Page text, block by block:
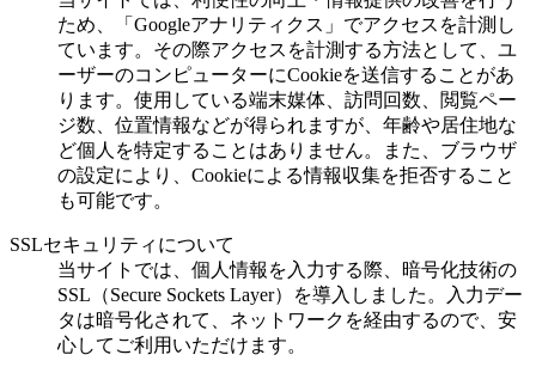
ため、「Googleアナリティクス」でアクセスを計測し
ています。その際アクセスを計測する方法として、ユ
ーザーのコンピューターにCookieを送信することがあ
ります。使用している端末媒体、訪問回数、閲覧ペー
ジ数、位置情報などが得られますが、年齢や居住地な
ど個人を特定することはありません。また、ブラウザ
の設定により、Cookieによる情報収集を拒否すること
も可能です。
SSLセキュリティについて
当サイトでは、個人情報を入力する際、暗号化技術の
SSL（Secure Sockets Layer）を導入しました。入力デー
タは暗号化されて、ネットワークを経由するので、安
心してご利用いただけます。